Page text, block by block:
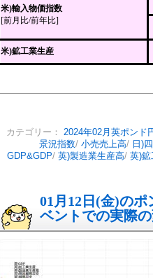
米)輸入物価指数
[前月比/前年比]
米)鉱工業生産
カテゴリー： 2024年02月英ポンド
景況指数/ 小売売上高/ 日)
GDP&GDP/ 英)製造業生産高/ 英)鉱
01月12日(金)の
ベントでの実際